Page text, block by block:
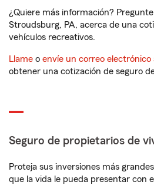
¿Quiere más información?
Stroudsburg, PA, acerca de una
vehículos recreativos.
Llame o envíe un correo electrónico
obtener una cotización de seguro
Seguro de propietarios de
Proteja sus inversiones más
que la vida le pueda presentar con el